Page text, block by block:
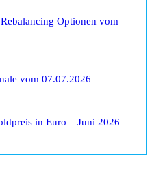
Optionen vom
vom 07.07.2026
in Euro – Juni 2026